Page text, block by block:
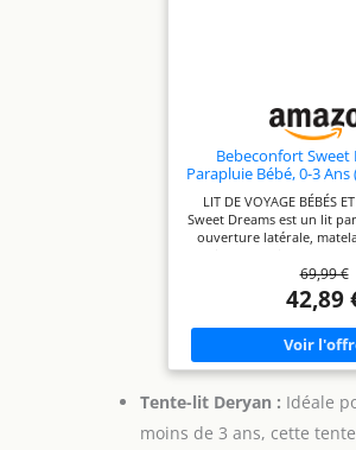
assurer une stabilité
Bebeconfort Sweet
Parapluie Bébé, 0-3 Ans
Grand Matelas,
Design Pliable, Sac de
Mineral
LIT DE VOYAGE BÉBÉS
Sweet Dreams est un lit
ouverture latérale,
rangement. Idéal de la
ans (0-15 kg) UN ESPACE
parapluie bébé avec
rembourré (L120 x l60
enfants tout l'espace
et dormir pendant leurs
de vie OUVERTURE
ouverture latérale,
son lit de voyage devient
Votre tout-petit pourra
69,99 €
42,89
Tente-lit Deryan : Idéale
moins de 3 ans, cette